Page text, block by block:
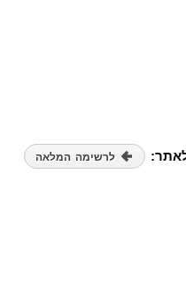
לרשימה המלאה